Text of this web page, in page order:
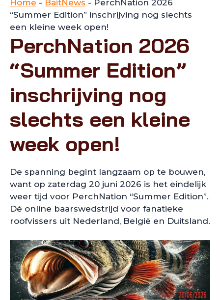
Home - BaitNews - PerchNation 2026
“Summer Edition” inschrijving nog slechts
een kleine week open!
PerchNation 2026
“Summer Edition”
inschrijving nog
slechts een kleine
week open!
De spanning begint langzaam op te bouwen,
want op zaterdag 20 juni 2026 is het eindelijk
weer tijd voor PerchNation “Summer Edition”.
Dé online baarswedstrijd voor fanatieke
roofvissers uit Nederland, België en Duitsland.